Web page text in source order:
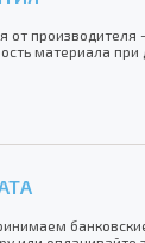
от
материала при